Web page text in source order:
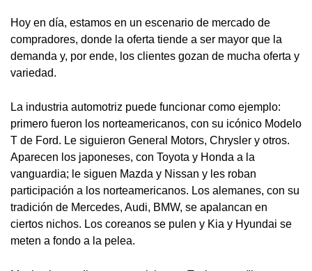
Hoy en día, estamos en un escenario de mercado de
compradores, donde la oferta tiende a ser mayor que la
demanda y, por ende, los clientes gozan de mucha oferta y
variedad.
La industria automotriz puede funcionar como ejemplo:
primero fueron los norteamericanos, con su icónico Modelo
T de Ford. Le siguieron General Motors, Chrysler y otros.
Aparecen los japoneses, con Toyota y Honda a la
vanguardia; le siguen Mazda y Nissan y les roban
participación a los norteamericanos. Los alemanes, con su
tradición de Mercedes, Audi, BMW, se apalancan en
ciertos nichos. Los coreanos se pulen y Kia y Hyundai se
meten a fondo a la pelea.